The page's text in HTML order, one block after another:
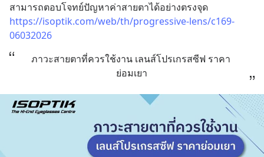
https://isoptik.com/web/th/progressive-lens/c169-
06032026
ภาวะสายตาที่ควรใช้งาน เลนส์โปรเกรสซีฟ ราคา
ย่อมเยา